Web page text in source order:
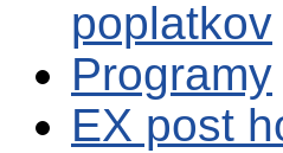
poplatkov
Programy
EX post